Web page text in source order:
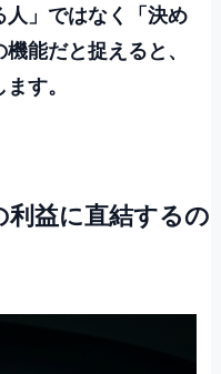
人」ではなく「決め
能だと捉えると、
す。
益に直結するの